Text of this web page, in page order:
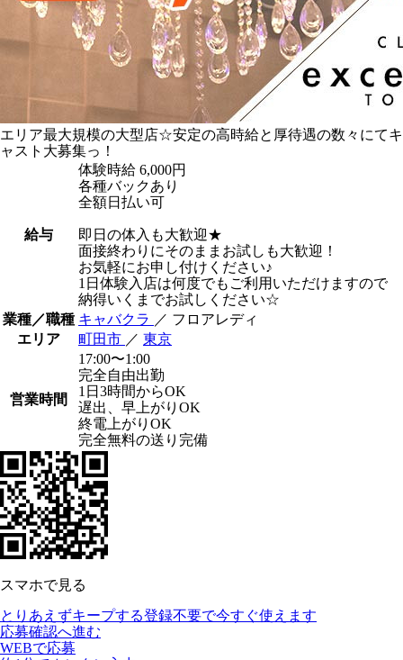
エリア最大規模の大型店☆安定の高時給と厚待遇の数々にてキ
ャスト大募集っ！
給与
体験時給 6,000円
各種バックあり
全額日払い可
即日の体入も大歓迎★
面接終わりにそのままお試しも大歓迎！
お気軽にお申し付けください♪
1日体験入店は何度でもご利用いただけますので
納得いくまでお試しください☆
業種／職種 キャバクラ ／ フロアレディ
エリア
町田市 ／ 東京
営業時間
17:00〜1:00
完全自由出勤
1日3時間からOK
遅出、早上がりOK
終電上がりOK
完全無料の送り完備
スマホで見る
とりあえずキープする登録不要で今すぐ使えます
応募確認へ進む
WEBで応募